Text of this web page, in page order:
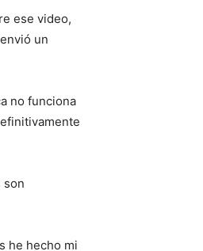
ese video,
un
no funciona
son
he hecho mi